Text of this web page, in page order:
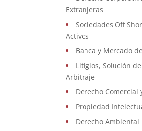
Extranjeras
Sociedades Off
Activos
Banca y Mercado
Litigios, Solución
Arbitraje
Derecho Comercial
Propiedad
Derecho Ambiental